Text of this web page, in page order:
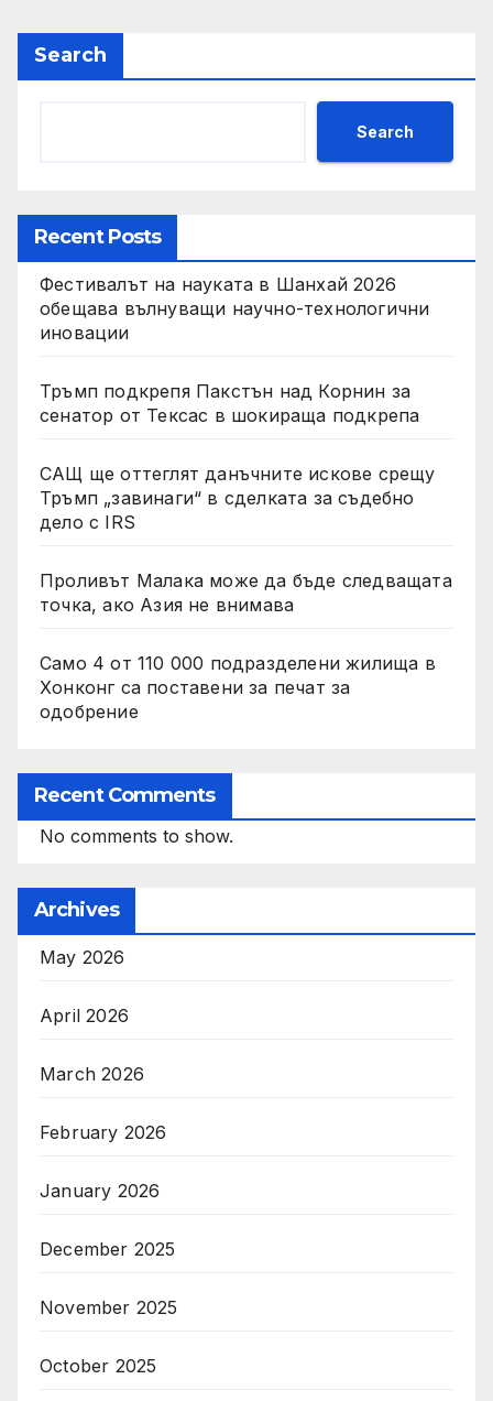
Search
Search
Recent Posts
Фестивалът на науката в Шанхай 2026
обещава вълнуващи научно-технологични
иновации
Тръмп подкрепя Пакстън над Корнин за
сенатор от Тексас в шокираща подкрепа
САЩ ще оттеглят данъчните искове срещу
Тръмп „завинаги“ в сделката за съдебно
дело с IRS
Проливът Малака може да бъде следващата
точка, ако Азия не внимава
Само 4 от 110 000 подразделени жилища в
Хонконг са поставени за печат за
одобрение
Recent Comments
No comments to show.
Archives
May 2026
April 2026
March 2026
February 2026
January 2026
December 2025
November 2025
October 2025